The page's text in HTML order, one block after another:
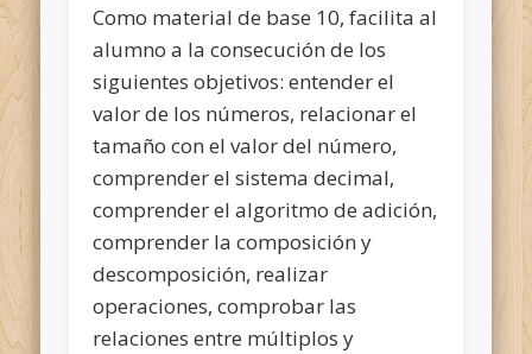
Como material de base 10, facilita al
alumno a la consecución de los
siguientes objetivos: entender el
valor de los números, relacionar el
tamaño con el valor del número,
comprender el sistema decimal,
comprender el algoritmo de adición,
comprender la composición y
descomposición, realizar
operaciones, comprobar las
relaciones entre múltiplos y